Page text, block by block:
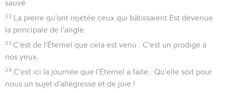
sauvé.
22 La pierre qu'ont rejetée ceux qui bâtissaient Est devenue
la principale de l'angle.
23 C'est de l'Éternel que cela est venu : C'est un prodige à
nos yeux.
24 C'est ici la journée que l'Éternel a faite : Qu'elle soit pour
nous un sujet d'allégresse et de joie !